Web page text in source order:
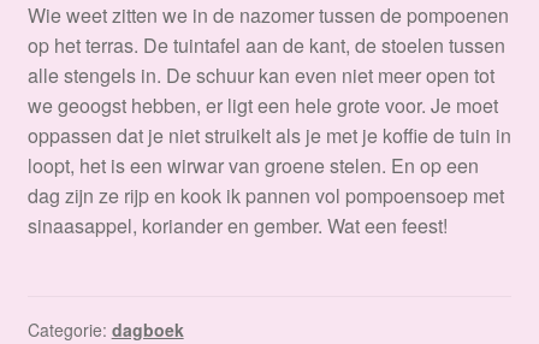
Wie weet zitten we in de nazomer tussen de pompoenen
op het terras. De tuintafel aan de kant, de stoelen tussen
alle stengels in. De schuur kan even niet meer open tot
we geoogst hebben, er ligt een hele grote voor. Je moet
oppassen dat je niet struikelt als je met je koffie de tuin in
loopt, het is een wirwar van groene stelen. En op een
dag zijn ze rijp en kook ik pannen vol pompoensoep met
sinaasappel, koriander en gember. Wat een feest!
Categorie: dagboek